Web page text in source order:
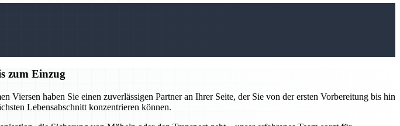
zum Einzug
haben Sie einen zuverlässigen Partner an Ihrer Seite, der Sie von der ersten Vorbereitung bis hin
Lebensabschnitt konzentrieren können.